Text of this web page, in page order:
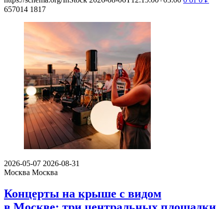
657014 1817
2026-05-07 2026-08-31
Москва Москва
Концерты на крыше с видом